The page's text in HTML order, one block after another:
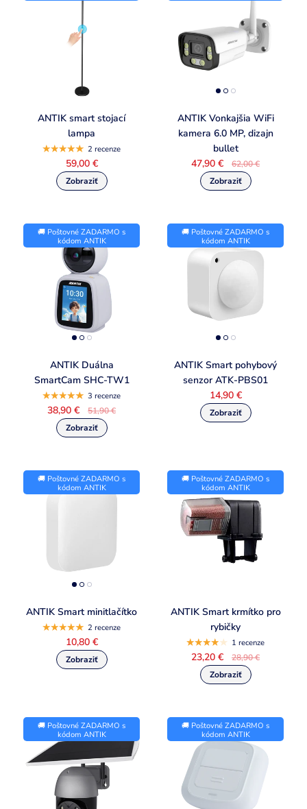
ANTIK smart stojací
lampa
2 recenze
59,00 €
ANTIK Vonkajšia WiFi
kamera 6.0 MP, dizajn
bullet
47,90 €
62,00 €
🚚 Poštovné ZADARMO s
kódom ANTIK
ANTIK Duálna
SmartCam SHC-TW1
3 recenze
38,90 € 51,90 €
🚚 Poštovné ZADARMO s
kódom ANTIK
ANTIK Smart pohybový
senzor ATK-PBS01
14,90 €
🚚 Poštovné ZADARMO s
kódom ANTIK
ANTIK Smart minitlačítko
2 recenze
10,80 €
🚚 Poštovné ZADARMO s
kódom ANTIK
ANTIK Smart krmítko pro
rybičky
1 recenze
23,20 € 28,90 €
🚚 Poštovné ZADARMO s
kódom ANTIK
🚚 Poštovné ZADARMO s
kódom ANTIK